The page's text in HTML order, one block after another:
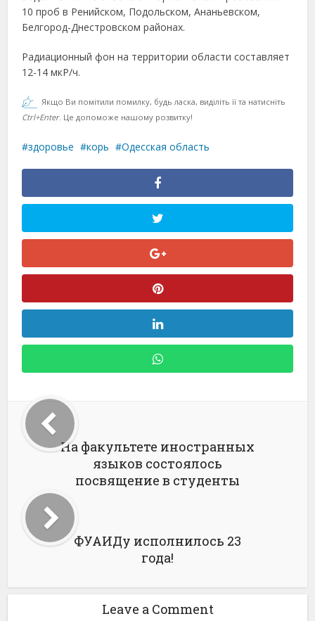
10 проб в Ренийском, Подольском, Ананьевском,
Белгород-Днестровском районах.
Радиационный фон на территории области составляет
12-14 мкР/ч.
Якщо Ви помітили помилку, будь ласка, виділіть її та натисніть
Ctrl+Enter. Це допоможе нашому розвитку!
здоровье корь Одесская область
На факультете иностранных
языков состоялось
посвящение в студенты
ФУАИДу исполнилось 23
года!
Leave a Comment